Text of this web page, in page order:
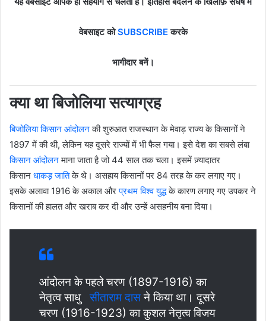
वेबसाइट कोSUBSCRIBEकरके
भागीदार बनें।
क्या था बिजोलिया सत्याग्रह
बिजोलिया किसान आंदोलनकी शुरुआत राजस्थान के मेवाड़ राज्य के किसानों ने
1897 में की थी, लेकिन यह दूसरे राज्यों में भी फैल गया। इसे देश का सबसे लंबा
किसान आंदोलनमाना जाता है जो 44 साल तक चला। इसमें ज़्यादातर
किसान धाकड़ जातिके थे। असहाय किसानों पर 84 तरह के कर लगाए गए।
इसके अलावा 1916 के अकाल औरप्रथम विश्व युद्धके कारण लगाए गए उपकर ने
किसानों की हालत और खराब कर दी और उन्हें असहनीय बना दिया।
आंदोलन के पहले चरण (1897-1916) का
नेतृत्व साधु सीताराम दासने किया था। दूसरे
चरण (1916-1923) का कुशल नेतृत्व विजय